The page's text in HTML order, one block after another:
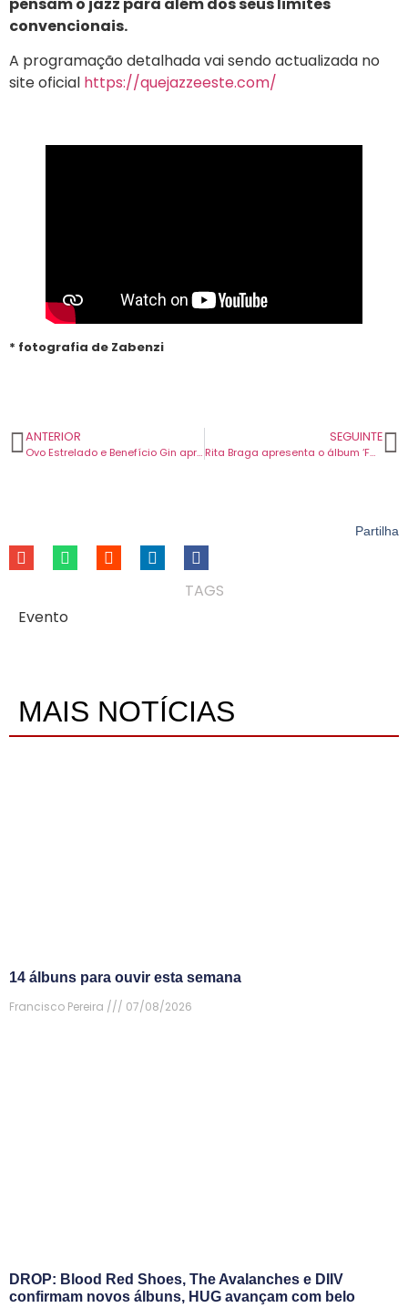
convencionais.
A programação detalhada vai sendo actualizada no
site oficial https://quejazzeeste.com/
* fotografia de Zabenzi
ANTERIOR
Ovo Estrelado e Benefício Gin apresentam o festival Benefício de Marvão.
SEGUINTE
Rita Braga apresenta o álbum ‘Fado Tropical’ e o videoclipe “Cinza em Pó”.
Partilha
TAGS
Evento
MAIS NOTÍCIAS
14 álbuns para ouvir esta semana
Francisco Pereira
07/08/2026
DROP: Blood Red Shoes, The Avalanches e DIIV
confirmam novos álbuns, HUG avançam com belo